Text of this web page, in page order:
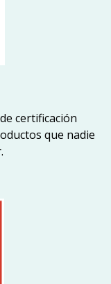
certificación
que nadie